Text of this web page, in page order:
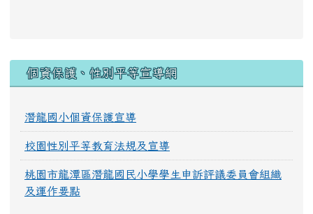
個資保護、性別平等宣導網
潛龍國小個資保護宣導
校園性別平等教育法規及宣導
桃園市龍潭區潛龍國民小學學生申訴評議委員會組織
及運作要點